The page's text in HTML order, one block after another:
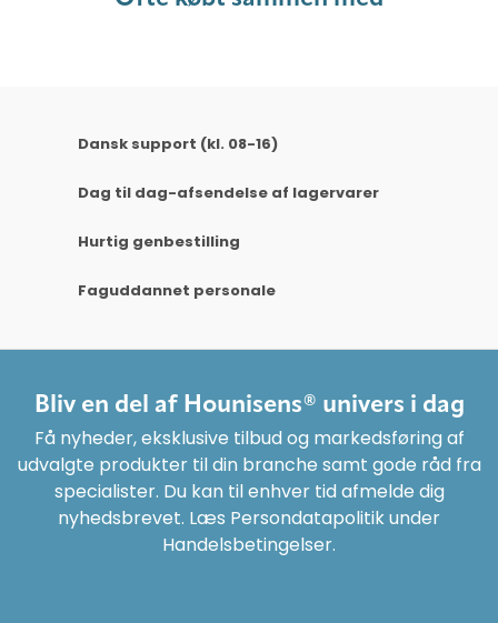
Dansk support (kl. 08-16)
Dag til dag-afsendelse af lagervarer
Hurtig genbestilling
Faguddannet personale
Bliv en del af Hounisens® univers i dag
Få nyheder, eksklusive tilbud og markedsføring af
udvalgte produkter til din branche samt gode råd fra
specialister. Du kan til enhver tid afmelde dig
nyhedsbrevet. Læs Persondatapolitik under
Handelsbetingelser.